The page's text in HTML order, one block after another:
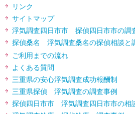
リンク
サイトマップ
浮気調査四日市市 探偵四日市市の調
探偵桑名 浮気調査桑名の探偵相談と
ご利用までの流れ
よくある質問
三重県の安心浮気調査成功報酬制
三重県探偵 浮気調査の調査事例
探偵四日市市 浮気調査四日市市の相